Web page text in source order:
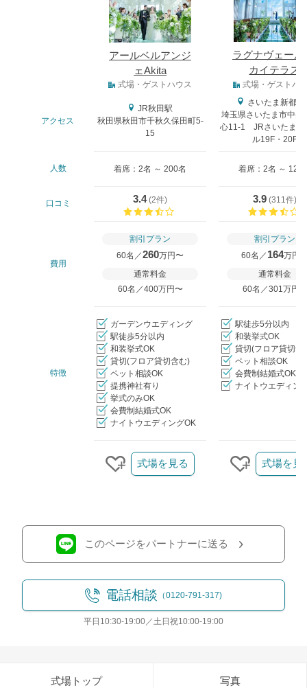
アールベルアンジ
ェAkita
ラグナヴェール
カイテラス
式場・ゲストハウス 式場・ゲストハ
アクセス
JR秋田駅
秋田県秋田市千秋久保田町5-
15
さいたま新都心
埼玉県さいたま市中央
心11-1 JRさいたま新
ル19F・20F
人数 着席：2名 ～ 200名 着席：2名 ～ 120
口コミ 3.4(2件)
3.9 (311件)
費用
割引プラン
60名／260万円〜
通常料金
60名／400万円〜
割引プラン
60名／ 164万円
通常料金
60名／301万円〜
特徴
ガーデンウエディング
駅徒歩5分以内
和装挙式OK
貸切(フロア貸切含む)
ペット相談OK
提携神社有り
挙式のみOK
会費制結婚式OK
ナイトウエディングOK
駅徒歩5分以内
和装挙式OK
貸切(フロア貸切含
ペット相談OK
会費制結婚式OK
ナイトウエディン
クリップする
式場を見る
クリップす
式場を見
このページをパートナーに送る
電話相談 （0120-791-317)
平日10:30-19:00／土日祝10:00-19:00
式場トップ 写真